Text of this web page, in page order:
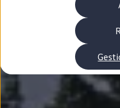
Conectar
Mantenimiento y
Revisiones
Aceite y
Baterías
Frenos
Motor y
Aire